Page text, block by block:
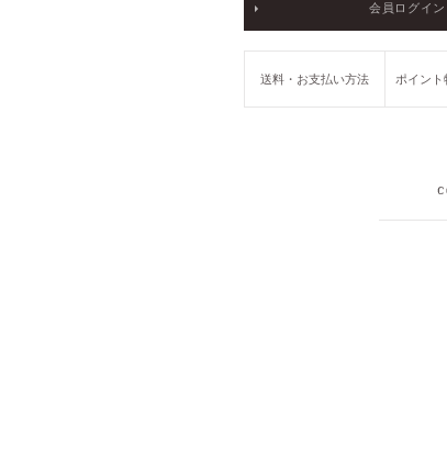
会員ログイン
送料・お支払い方法 ポイント
PRIVACY